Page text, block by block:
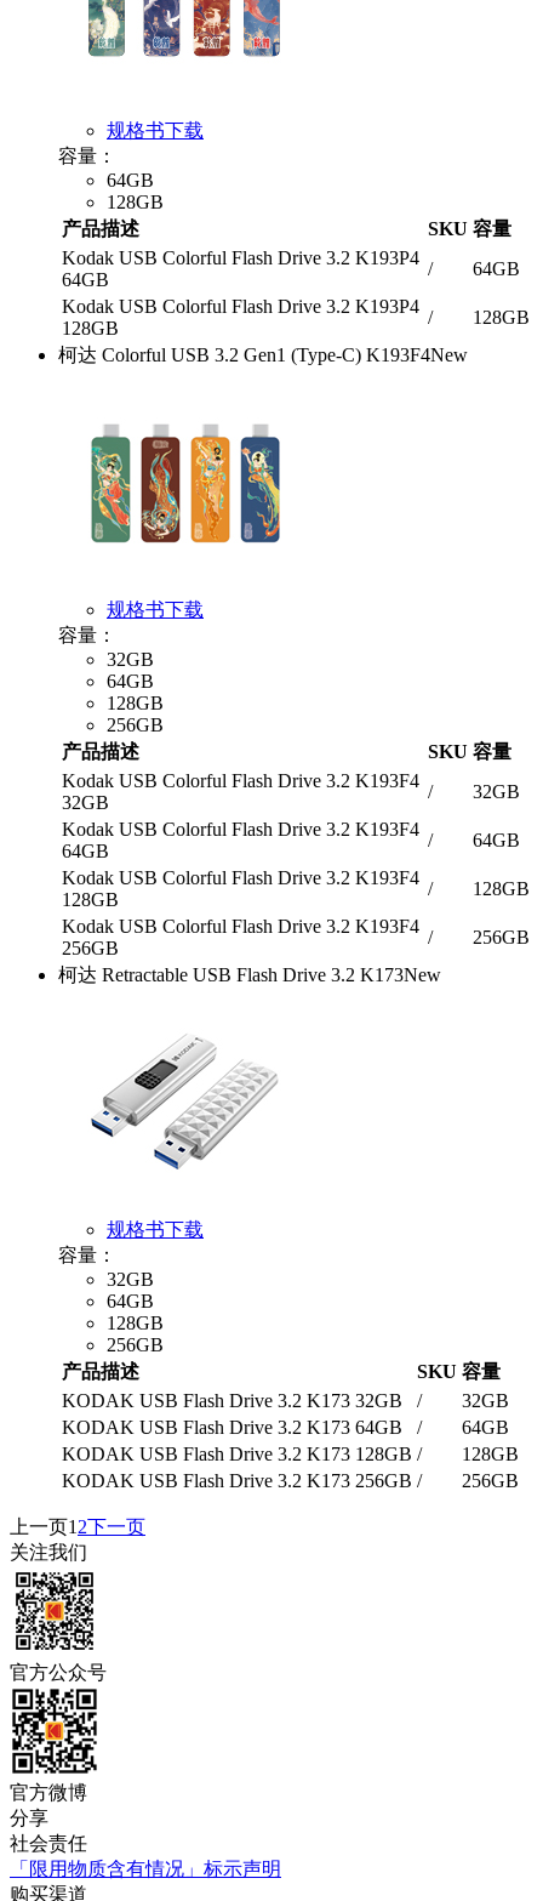
规格书下载
容量：
64GB
128GB
产品描述
SKU 容量
Kodak USB Colorful Flash Drive 3.2 K193P4
64GB
/
64GB
Kodak USB Colorful Flash Drive 3.2 K193P4
128GB
/
128GB
柯达 Colorful USB 3.2 Gen1 (Type-C) K193F4New
规格书下载
容量：
32GB
64GB
128GB
256GB
产品描述
SKU 容量
Kodak USB Colorful Flash Drive 3.2 K193F4
32GB
/
32GB
Kodak USB Colorful Flash Drive 3.2 K193F4
64GB
/
64GB
Kodak USB Colorful Flash Drive 3.2 K193F4
128GB
/
128GB
Kodak USB Colorful Flash Drive 3.2 K193F4
256GB
/
256GB
柯达 Retractable USB Flash Drive 3.2 K173New
规格书下载
容量：
32GB
64GB
128GB
256GB
产品描述
SKU 容量
KODAK USB Flash Drive 3.2 K173 32GB
/
32GB
KODAK USB Flash Drive 3.2 K173 64GB
/
64GB
KODAK USB Flash Drive 3.2 K173 128GB /
128GB
KODAK USB Flash Drive 3.2 K173 256GB / 256GB
上一页1 2下一页
关注我们
官方公众号
官方微博
分享
社会责任
「限用物质含有情况」标示声明
购买渠道